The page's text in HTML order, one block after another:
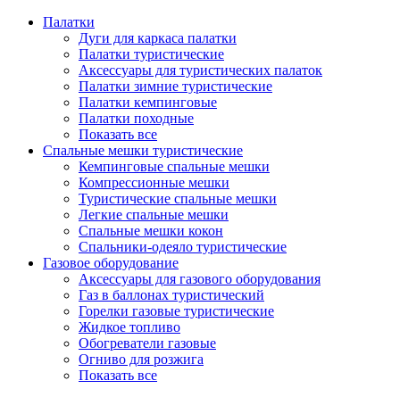
Палатки
Дуги для каркаса палатки
Палатки туристические
Аксессуары для туристических палаток
Палатки зимние туристические
Палатки кемпинговые
Палатки походные
Показать все
Спальные мешки туристические
Кемпинговые спальные мешки
Компрессионные мешки
Туристические спальные мешки
Легкие спальные мешки
Спальные мешки кокон
Спальники-одеяло туристические
Газовое оборудование
Аксессуары для газового оборудования
Газ в баллонах туристический
Горелки газовые туристические
Жидкое топливо
Обогреватели газовые
Огниво для розжига
Показать все